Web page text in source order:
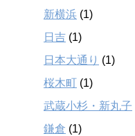
新横浜 (1)
日吉 (1)
日本大通り (1)
桜木町 (1)
武蔵小杉・新丸子
鎌倉 (1)